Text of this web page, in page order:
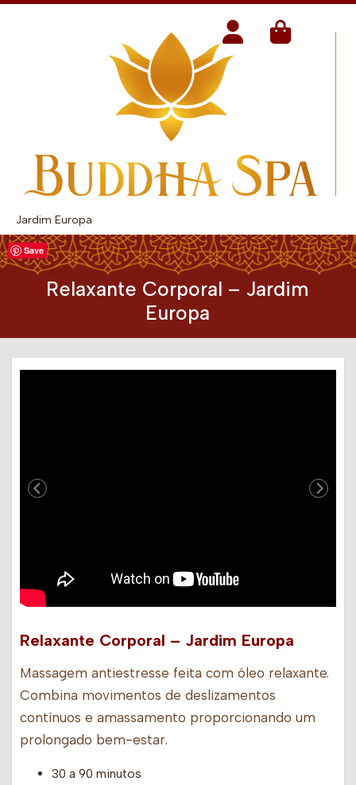
Jardim Europa
Relaxante Corporal – Jardim
Europa
Save
Relaxante Corporal – Jardim Europa
Massagem antiestresse feita com óleo relaxante.
Combina movimentos de deslizamentos
contínuos e amassamento proporcionando um
prolongado bem-estar.
30 a 90 minutos